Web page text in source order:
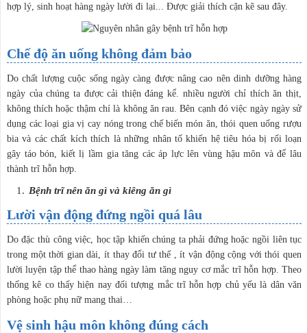
hợp lý, sinh hoạt hàng ngày lười đi lại... Được giải thích cặn kẽ sau đây.
Chế độ ăn uống không đảm bảo
Do chất lượng cuộc sống ngày càng được nâng cao nên dinh dưỡng hàng
ngày của chúng ta được cải thiện đáng kể. nhiều người chỉ thích ăn thịt,
không thích hoặc thậm chí là không ăn rau. Bên cạnh đó việc ngày ngày sử
dụng các loại gia vị cay nóng trong chế biến món ăn, thói quen uống rượu
bia và các chất kích thích là những nhân tố khiến hệ tiêu hóa bị rối loạn
gây táo bón, kiết lị lầm gia tăng các áp lực lên vùng hậu môn và để lâu
thành trĩ hỗn hợp.
Bệnh trĩ nên ăn gì và kiêng ăn gì
Lười vận động đứng ngồi quá lâu
Do đặc thù công việc, học tập khiến chúng ta phải đứng hoặc ngồi liên tục
trong một thời gian dài, ít thay đổi tư thế , ít vận động cộng với thói quen
lười luyện tập thể thao hàng ngày làm tăng nguy cơ mắc trĩ hỗn hợp. Theo
thống kê co thấy hiện nay đối tượng mắc trĩ hỗn hợp chủ yếu là dân văn
phòng hoặc phụ nữ mang thai…
Vệ sinh hậu môn không đúng cách